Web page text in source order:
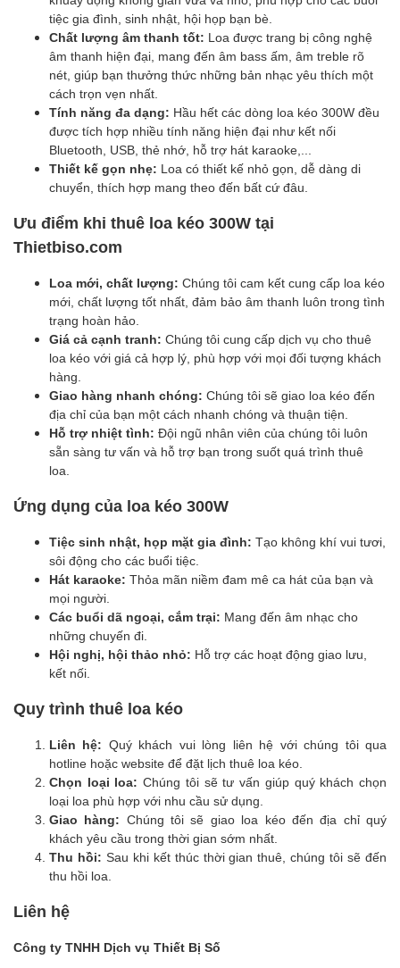
tiệc gia đình, sinh nhật, hội họp bạn bè.
Chất lượng âm thanh tốt: Loa được trang bị công nghệ
âm thanh hiện đại, mang đến âm bass ấm, âm treble rõ
nét, giúp bạn thưởng thức những bản nhạc yêu thích một
cách trọn vẹn nhất.
Tính năng đa dạng: Hầu hết các dòng loa kéo 300W đều
được tích hợp nhiều tính năng hiện đại như kết nối
Bluetooth, USB, thẻ nhớ, hỗ trợ hát karaoke,...
Thiết kế gọn nhẹ: Loa có thiết kế nhỏ gọn, dễ dàng di
chuyển, thích hợp mang theo đến bất cứ đâu.
Ưu điểm khi thuê loa kéo 300W tại
Thietbiso.com
Loa mới, chất lượng: Chúng tôi cam kết cung cấp loa kéo
mới, chất lượng tốt nhất, đảm bảo âm thanh luôn trong tình
trạng hoàn hảo.
Giá cả cạnh tranh: Chúng tôi cung cấp dịch vụ cho thuê
loa kéo với giá cả hợp lý, phù hợp với mọi đối tượng khách
hàng.
Giao hàng nhanh chóng: Chúng tôi sẽ giao loa kéo đến
địa chỉ của bạn một cách nhanh chóng và thuận tiện.
Hỗ trợ nhiệt tình: Đội ngũ nhân viên của chúng tôi luôn
sẵn sàng tư vấn và hỗ trợ bạn trong suốt quá trình thuê
loa.
Ứng dụng của loa kéo 300W
Tiệc sinh nhật, họp mặt gia đình: Tạo không khí vui tươi,
sôi động cho các buổi tiệc.
Hát karaoke: Thỏa mãn niềm đam mê ca hát của bạn và
mọi người.
Các buổi dã ngoại, cắm trại: Mang đến âm nhạc cho
những chuyến đi.
Hội nghị, hội thảo nhỏ: Hỗ trợ các hoạt động giao lưu,
kết nối.
Quy trình thuê loa kéo
Liên hệ: Quý khách vui lòng liên hệ với chúng tôi qua
hotline hoặc website để đặt lịch thuê loa kéo.
Chọn loại loa: Chúng tôi sẽ tư vấn giúp quý khách chọn
loại loa phù hợp với nhu cầu sử dụng.
Giao hàng: Chúng tôi sẽ giao loa kéo đến địa chỉ quý
khách yêu cầu trong thời gian sớm nhất.
Thu hồi: Sau khi kết thúc thời gian thuê, chúng tôi sẽ đến
thu hồi loa.
Liên hệ
Công ty TNHH Dịch vụ Thiết Bị Số